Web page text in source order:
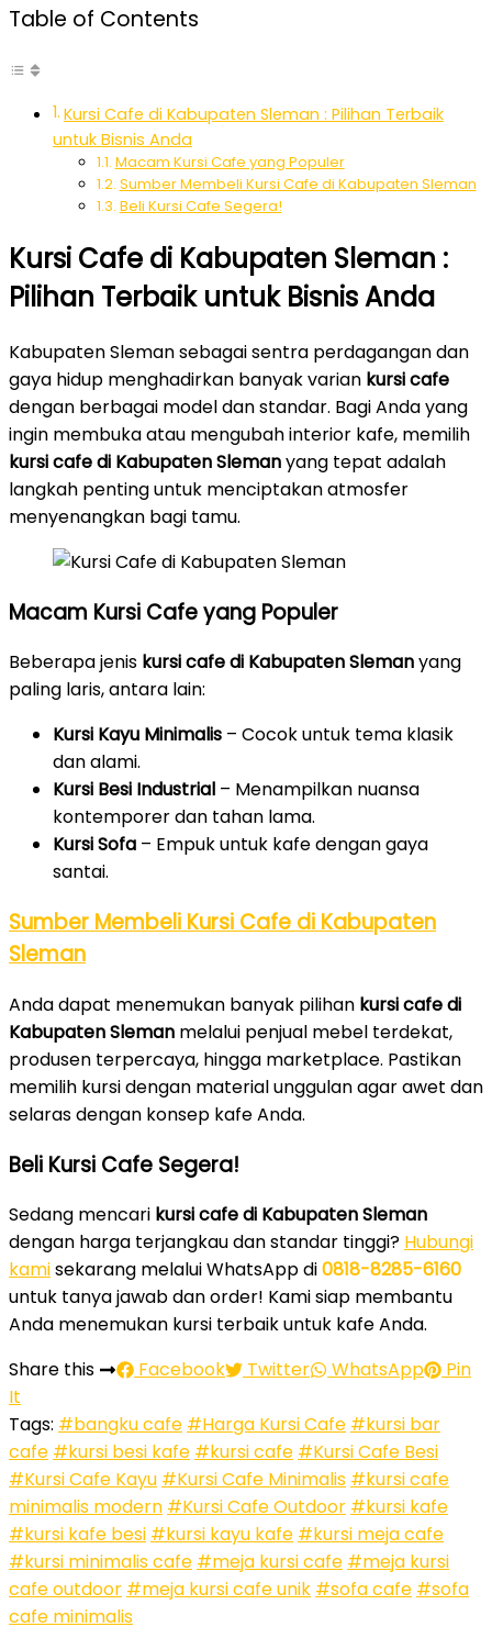
Table of Contents
Kursi Cafe di Kabupaten Sleman : Pilihan Terbaik
untuk Bisnis Anda
Macam Kursi Cafe yang Populer
Sumber Membeli Kursi Cafe di Kabupaten Sleman
Beli Kursi Cafe Segera!
Kursi Cafe di Kabupaten Sleman :
Pilihan Terbaik untuk Bisnis Anda
Kabupaten Sleman sebagai sentra perdagangan dan
gaya hidup menghadirkan banyak varian kursi cafe
dengan berbagai model dan standar. Bagi Anda yang
ingin membuka atau mengubah interior kafe, memilih
kursi cafe di Kabupaten Slemanyang tepat adalah
langkah penting untuk menciptakan atmosfer
menyenangkan bagi tamu.
Macam Kursi Cafe yang Populer
Beberapa jenis kursi cafe di Kabupaten Slemanyang
paling laris, antara lain:
Kursi Kayu Minimalis – Cocok untuk tema klasik
dan alami.
Kursi Besi Industrial – Menampilkan nuansa
kontemporer dan tahan lama.
Kursi Sofa – Empuk untuk kafe dengan gaya
santai.
Sumber Membeli Kursi Cafe di Kabupaten
Sleman
Anda dapat menemukan banyak pilihan kursi cafe di
Kabupaten Sleman melalui penjual mebel terdekat,
produsen terpercaya, hingga marketplace. Pastikan
memilih kursi dengan material unggulan agar awet dan
selaras dengan konsep kafe Anda.
Beli Kursi Cafe Segera!
Sedang mencari kursi cafe di Kabupaten Sleman
dengan harga terjangkau dan standar tinggi? Hubungi
kamisekarang melalui WhatsApp di0818-8285-6160
untuk tanya jawab dan order! Kami siap membantu
Anda menemukan kursi terbaik untuk kafe Anda.
Share this
Facebook Twitter WhatsApp
Pin
It
Tags: #bangku cafe #Harga Kursi Cafe #kursi bar
cafe #kursi besi kafe #kursi cafe #Kursi Cafe Besi
#Kursi Cafe Kayu #Kursi Cafe Minimalis #kursi cafe
minimalis modern #Kursi Cafe Outdoor #kursi kafe
#kursi kafe besi #kursi kayu kafe #kursi meja cafe
#kursi minimalis cafe #meja kursi cafe #meja kursi
cafe outdoor #meja kursi cafe unik #sofa cafe #sofa
cafe minimalis